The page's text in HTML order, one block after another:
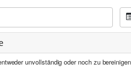
unvollständig oder noch zu